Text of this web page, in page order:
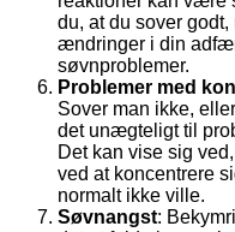
du, at du sover
ændringer i din
søvnproblemer.
Problemer med
Sover man ikke,
det unægteligt til
Det kan vise sig
ved at koncentrere
normalt ikke ville.
Søvnangst: